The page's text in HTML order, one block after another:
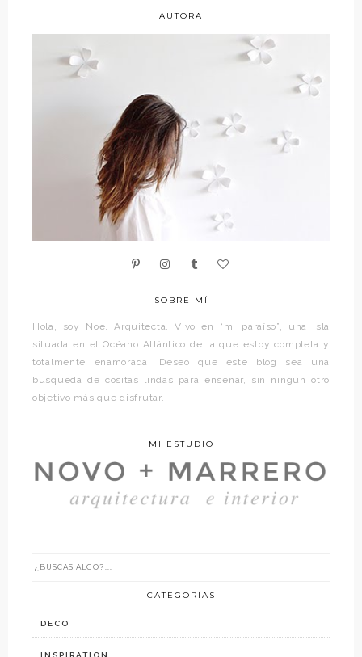
AUTORA
SOBRE MÍ
Hola, soy Noe. Arquitecta. Vivo en “mi paraíso”, una isla
situada en el Océano Atlántico de la que estoy completa y
totalmente enamorada. Deseo que este blog sea una
búsqueda de cositas lindas para enseñar, sin ningún otro
objetivo más que disfrutar.
MI ESTUDIO
CATEGORÍAS
DECO